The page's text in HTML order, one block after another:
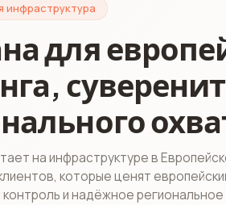
инфраструктура
для
на инфраструктуре в
которые ценят
и надёжное